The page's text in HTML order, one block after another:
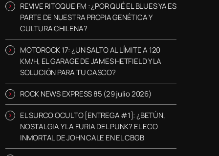
REVIVE RITOQUE FM : ¿POR QUÉ EL BLUES YA ES
PARTE DE NUESTRA PROPIA GENÉTICA Y
CULTURA CHILENA?
MOTOROCK 17: ¿UN SALTO AL LÍMITE A 120
KM/H, EL GARAGE DE JAMES HETFIELD Y LA
SOLUCIÓN PARA TU CASCO?
ROCK NEWS EXPRESS 85 (29 julio 2026)
EL SURCO OCULTO [ENTREGA #1]: ¿BETÚN,
NOSTALGIA Y LA FURIA DEL PUNK? EL ECO
INMORTAL DE JOHN CALE EN EL CBGB